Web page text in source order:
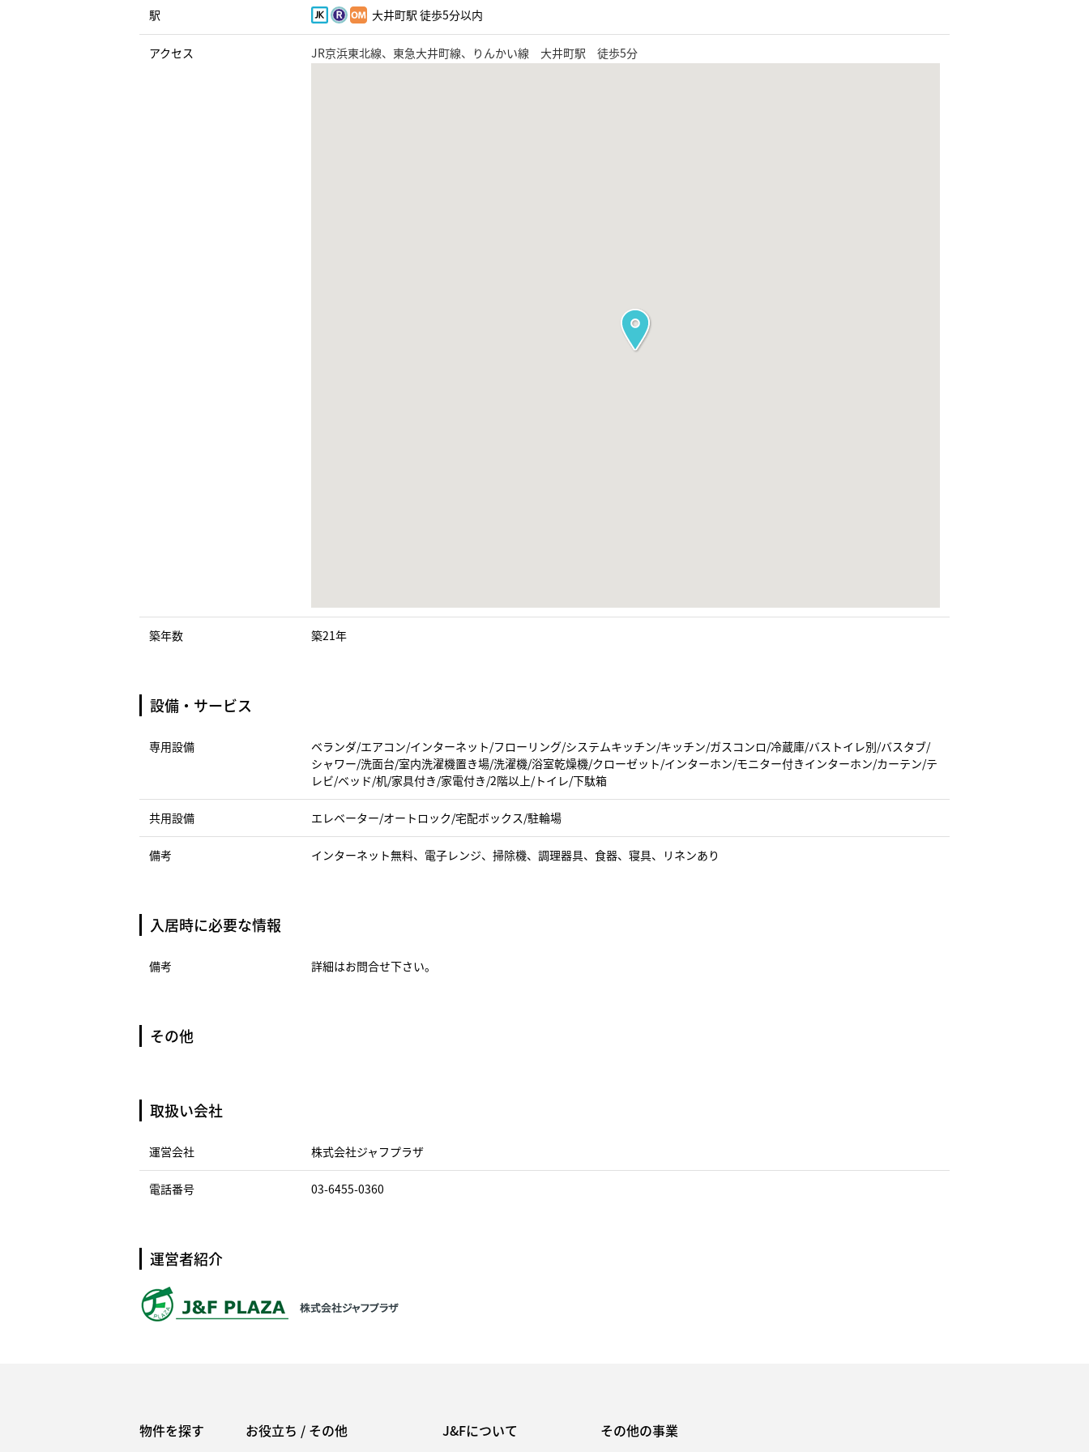
駅 大井町駅 徒歩5分以内
アクセス JR京浜東北線、東急大井町線、りんかい線 大井町駅 徒歩5分
築年数 築21年
設備・サービス
専用設備
ベランダ/エアコン/インターネット/フローリング/システムキッチン/キッチン/ガスコンロ/冷蔵庫/バストイレ別/バスタブ/
シャワー/洗面台/室内洗濯機置き場/洗濯機/浴室乾燥機/クローゼット/インターホン/モニター付きインターホン/カーテン/テ
レビ/ベッド/机/家具付き/家電付き/2階以上/トイレ/下駄箱
共用設備 エレベーター/オートロック/宅配ボックス/駐輪場
備考 インターネット無料、電子レンジ、掃除機、調理器具、食器、寝具、リネンあり
入居時に必要な情報
備考 詳細はお問合せ下さい。
その他
取扱い会社
運営会社 株式会社ジャフプラザ
電話番号 03-6455-0360
運営者紹介
物件を探す お役立ち / その他 J&Fについて その他の事業